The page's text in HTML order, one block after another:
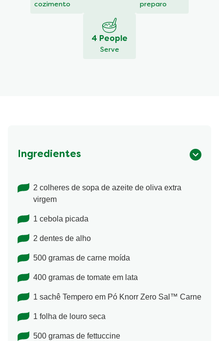
cozimento
preparo
4 People
Serve
Ingredientes
2 colheres de sopa de azeite de oliva extra
virgem
1 cebola picada
2 dentes de alho
500 gramas de carne moída
400 gramas de tomate em lata
1 sachê Tempero em Pó Knorr Zero Sal™ Carne
1 folha de louro seca
500 gramas de fettuccine